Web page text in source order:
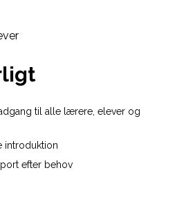
til alle lærere, elever og
introduktion
efter behov